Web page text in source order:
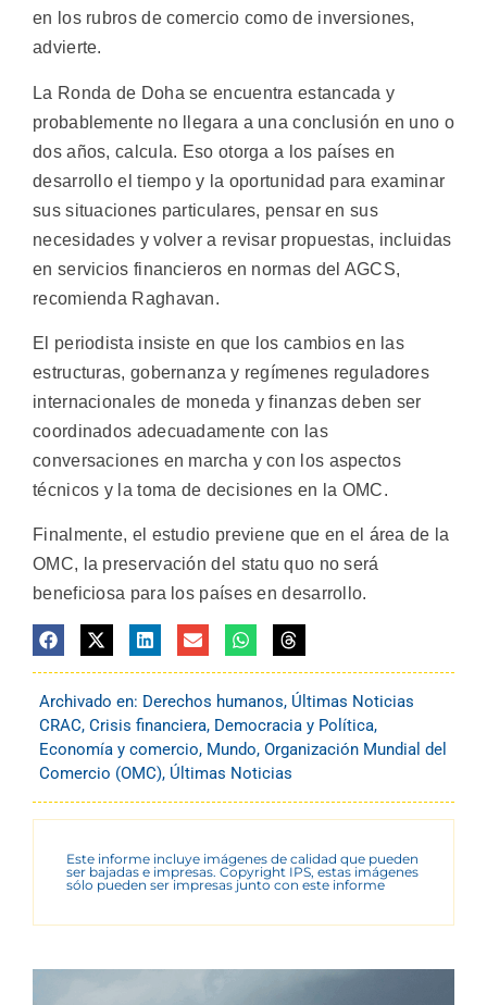
en los rubros de comercio como de inversiones,
advierte.
La Ronda de Doha se encuentra estancada y
probablemente no llegara a una conclusión en uno o
dos años, calcula. Eso otorga a los países en
desarrollo el tiempo y la oportunidad para examinar
sus situaciones particulares, pensar en sus
necesidades y volver a revisar propuestas, incluidas
en servicios financieros en normas del AGCS,
recomienda Raghavan.
El periodista insiste en que los cambios en las
estructuras, gobernanza y regímenes reguladores
internacionales de moneda y finanzas deben ser
coordinados adecuadamente con las
conversaciones en marcha y con los aspectos
técnicos y la toma de decisiones en la OMC.
Finalmente, el estudio previene que en el área de la
OMC, la preservación del statu quo no será
beneficiosa para los países en desarrollo.
Archivado en: Derechos humanos, Últimas Noticias
CRAC, Crisis financiera, Democracia y Política,
Economía y comercio, Mundo, Organización Mundial del
Comercio (OMC), Últimas Noticias
Este informe incluye imágenes de calidad que pueden
ser bajadas e impresas. Copyright IPS, estas imágenes
sólo pueden ser impresas junto con este informe